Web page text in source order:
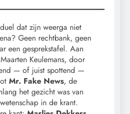
dat zijn weerga niet
Geen rechtbank, geen
een gesprekstafel. Aan
Keulemans, door
— of juist spottend —
Mr. Fake News, de
het gezicht was van
wetenschap in de krant.